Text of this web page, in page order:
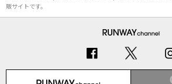
販サイトです。